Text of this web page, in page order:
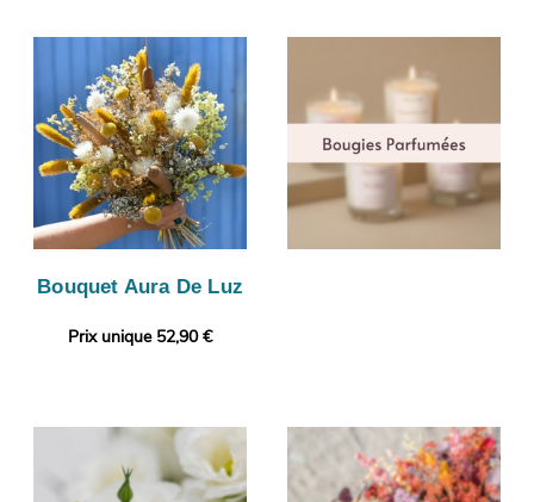
Bouquet Aura De Luz
Prix unique 52,90 €